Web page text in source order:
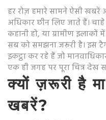
हर रोज़ हमारे सामने ऐसी
अधिकार छीन लिए जाते हैं।
कहानी हो, या ग्रामीण
सब को समझना जरूरी है। इस
इकट्ठा कर रहे हैं जो
एक ही जगह पर पूरा चित्र देख
क्यों ज़रूरी है
खबरें?